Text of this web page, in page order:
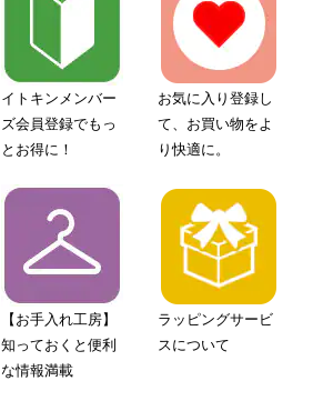
イトキンメンバー
ズ会員登録でもっ
とお得に！
お気に入り登録し
て、お買い物をよ
り快適に。
【お手入れ工房】
知っておくと便利
な情報満載
ラッピングサービ
スについて